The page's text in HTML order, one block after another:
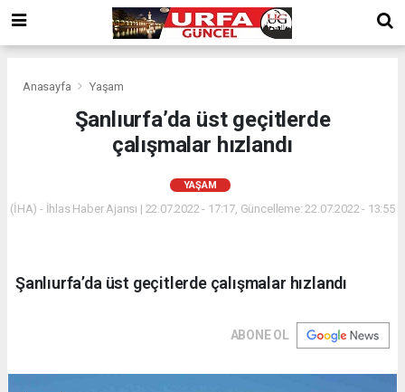
Anasayfa Yaşam
Şanlıurfa’da üst geçitlerde
çalışmalar hızlandı
YAŞAM
(İHA) - İhlas Haber Ajansı | 22.07.2022 - 17:17, Güncelleme: 22.07.2022 - 13:55
Şanlıurfa’da üst geçitlerde çalışmalar hızlandı
ABONE OL